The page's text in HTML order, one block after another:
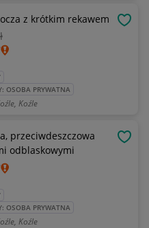
z krótkim rekawem
OSOBA PRYWATNA
Koźle
przeciwdeszczowa
odblaskowymi
OSOBA PRYWATNA
Koźle